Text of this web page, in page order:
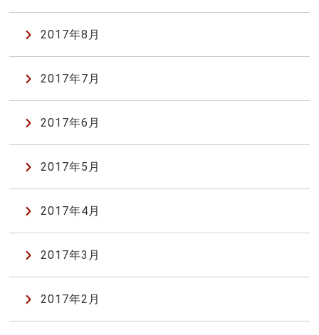
2017年8月
2017年7月
2017年6月
2017年5月
2017年4月
2017年3月
2017年2月